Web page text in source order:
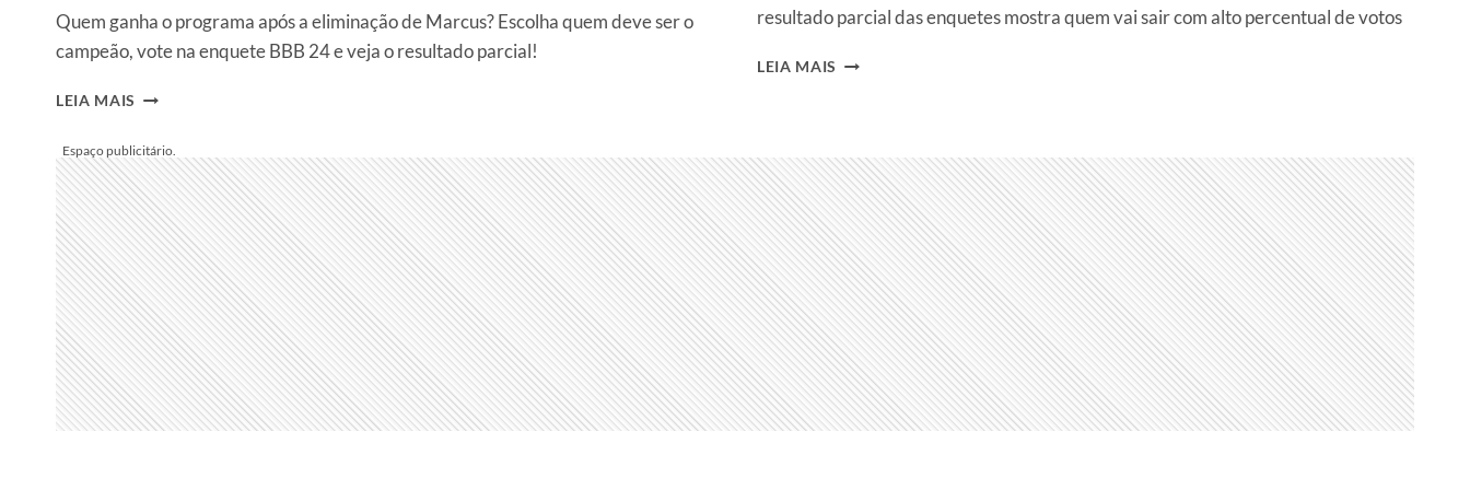
Quem ganha o programa após a eliminação de Marcus? Escolha quem deve ser o
campeão, vote na enquete BBB 24 e veja o resultado parcial!
LEIA MAIS ENQUETE
APÓS
A
ELIMINAÇÃO
DE
MARCUS,
QUEM
É
O
PARTICIPANTE
FAVORITO
PARA
GANHAR
resultado parcial das enquetes mostra quem vai sair com alto percentual de votos
LEIA MAIS QUEM
DO
BBB
24?
ENQUETES
MOSTRAM
BROTHER
COM
RECORDE
DE
REJEIÇÃO